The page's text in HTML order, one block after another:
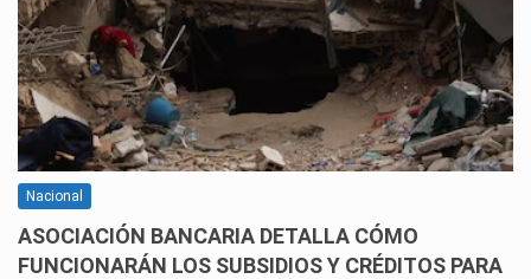
Nacional
ASOCIACIÓN BANCARIA DETALLA CÓMO
FUNCIONARÁN LOS SUBSIDIOS Y CRÉDITOS PARA